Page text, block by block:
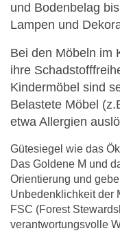
und Bodenbelag
Lampen und
Bei den Möbeln im
ihre
Kindermöbel sind
Belastete Möbel
etwa Allergien
Gütesiegel wie das
Das Goldene M und
Orientierung und
Unbedenklichkeit der
FSC (Forest
verantwortungsvolle